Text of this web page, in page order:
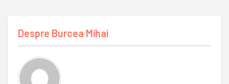
Despre Burcea Mihai